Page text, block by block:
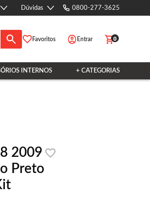
Dúvidas 0800-277-3625
Favoritos Entrar 0
INTERNOS + CATEGORIAS
2009
Preto